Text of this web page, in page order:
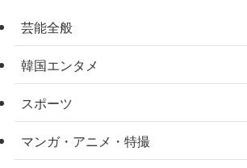
芸能全般
韓国エンタメ
スポーツ
マンガ・アニメ・特撮